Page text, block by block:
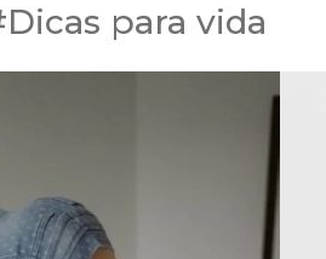
para vida